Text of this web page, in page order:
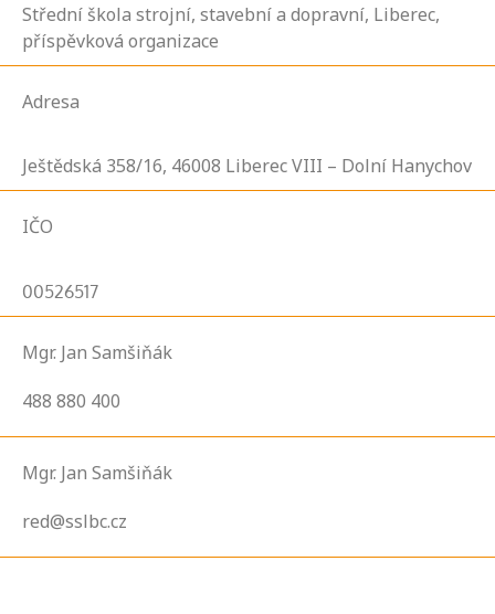
Střední škola strojní, stavební a dopravní, Liberec,
příspěvková organizace
Adresa
Ještědská 358/16, 46008 Liberec VIII – Dolní Hanychov
IČO
00526517
Mgr. Jan Samšiňák
488 880 400
Mgr. Jan Samšiňák
red@sslbc.cz